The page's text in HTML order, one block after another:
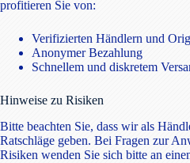
profitieren Sie von:
Verifizierten Händlern und
Anonymer Bezahlung
Schnellem und diskretem
Hinweise zu Risiken
Bitte beachten Sie, dass wir als
Ratschläge geben. Bei Fragen zur
Risiken wenden Sie sich bitte an